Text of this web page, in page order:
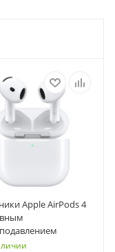
Apple AirPods 4